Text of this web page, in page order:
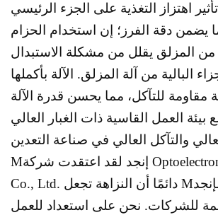
اهتزاز التغذية على الجزء الرئيسي
يضمن دقة الفرز؛ إن استخدام الحزام
من المزلق يقلل من مشكلة الاستبدال
البالية من آلة المزلق. الآلة بأكملها
مقاومة للتآكل، مما يحسن قدرة الآلة
العمل القاسية ذات الغبار العالي
M
إنجد لقد اعتقدت شركة Optoelectronic Technology
Co., Ltd. دائمًا أن النزاهة تجعل Mإنجد
للشركات. نحن على استعداد للعمل